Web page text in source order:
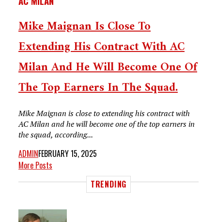
Mike Maignan Is Close To
Extending His Contract With AC
Milan And He Will Become One Of
The Top Earners In The Squad.
Mike Maignan is close to extending his contract with
AC Milan and he will become one of the top earners in
the squad, according...
ADMINFEBRUARY 15, 2025
More Posts
TRENDING